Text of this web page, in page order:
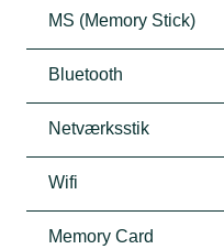
MS (Memory Stick)
Bluetooth
Netværksstik
Wifi
Memory Card